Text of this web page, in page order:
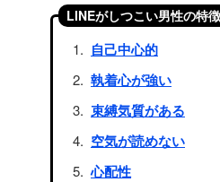
LINEがしつこい男性の特徴
自己中心的
執着心が強い
束縛気質がある
空気が読めない
心配性